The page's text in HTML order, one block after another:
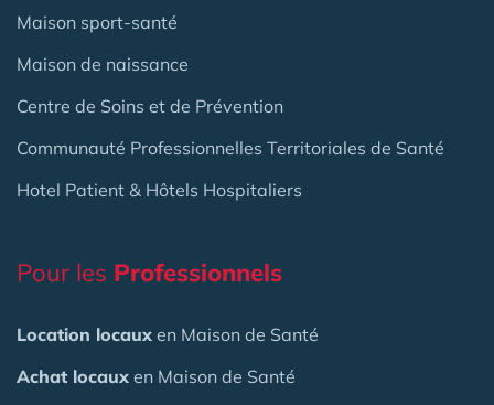
Maison sport-santé
Maison de naissance
Centre de Soins et de Prévention
Communauté Professionnelles Territoriales de Santé
Hotel Patient & Hôtels Hospitaliers
Pour les Professionnels
Location locaux en Maison de Santé
Achat locaux en Maison de Santé